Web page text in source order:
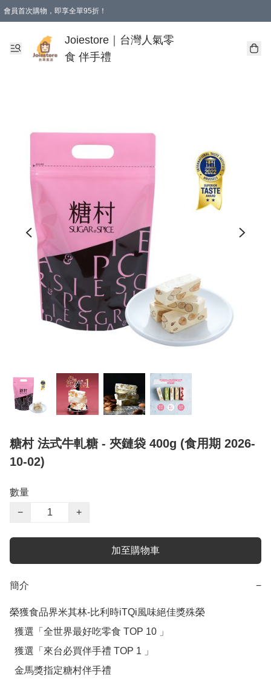
會員首次購物，即享全單95折！
購物滿 HKD 350.00即享免運費優惠！（適用於 本地送貨、本地取貨 )
Joiestore｜台灣人氣零
食 伴手禮
糖村 法式牛軋糖 - 夾鏈袋 400g (食用期 2026-
10-02)
數量
−
+
加至購物車
簡介 −
榮獲食品界米其林-比利時iTQi風味絕佳獎殊榮